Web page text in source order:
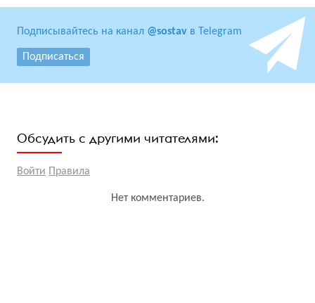
Подписывайтесь на канал @sostav в Telegram
Подписаться
Обсудить с другими читателями:
Войти Правила
Нет комментариев.